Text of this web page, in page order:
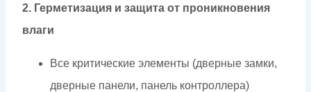
2. Герметизация и защита от проникновения
влаги
Все критические элементы (дверные замки,
дверные панели, панель контроллера)